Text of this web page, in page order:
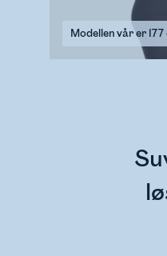
Modellen vår er